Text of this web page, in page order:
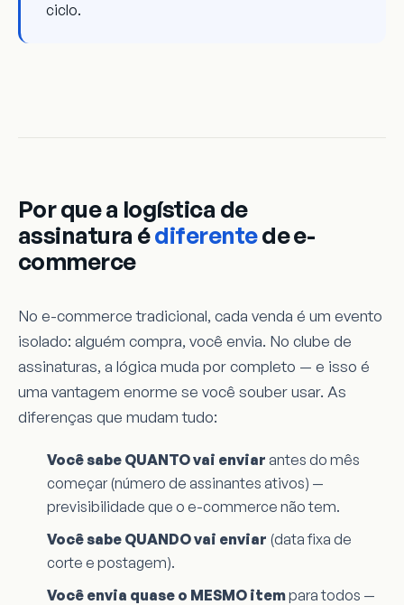
ciclo.
Por que a logística de
assinatura édiferentede e-
commerce
No e-commerce tradicional, cada venda é um evento
isolado: alguém compra, você envia. No clube de
assinaturas, a lógica muda por completo — e isso é
uma vantagem enorme se você souber usar. As
diferenças que mudam tudo:
Você sabe QUANTO vai enviar antes do mês
começar (número de assinantes ativos) —
previsibilidade que o e-commerce não tem.
Você sabe QUANDO vai enviar (data fixa de
corte e postagem).
Você envia quase o MESMO itempara todos —